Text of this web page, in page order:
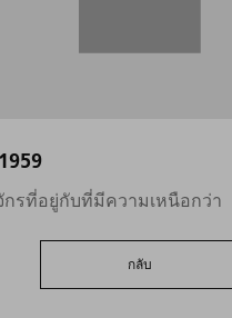
กรที่อยู่กับที่มีความเหนือกว่า
กลับ